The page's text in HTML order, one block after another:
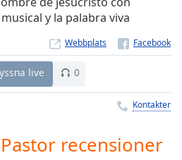
y la palabra viva
Webbplats
live 0
Kontakter
recensioner